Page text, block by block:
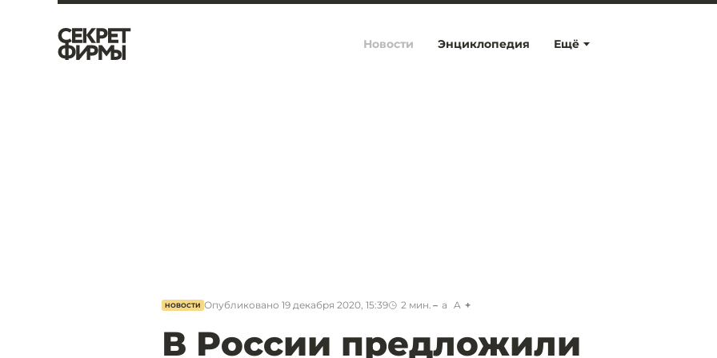
Ещё
Новости Энциклопедия
НОВОСТИ Опубликовано 19 декабря 2020, 15:39 2 мин. a A
В России предложили